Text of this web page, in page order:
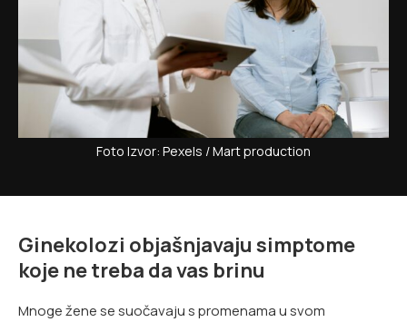
Foto Izvor: Pexels / Mart production
Ginekolozi objašnjavaju simptome
koje ne treba da vas brinu
Mnoge žene se suočavaju s promenama u svom